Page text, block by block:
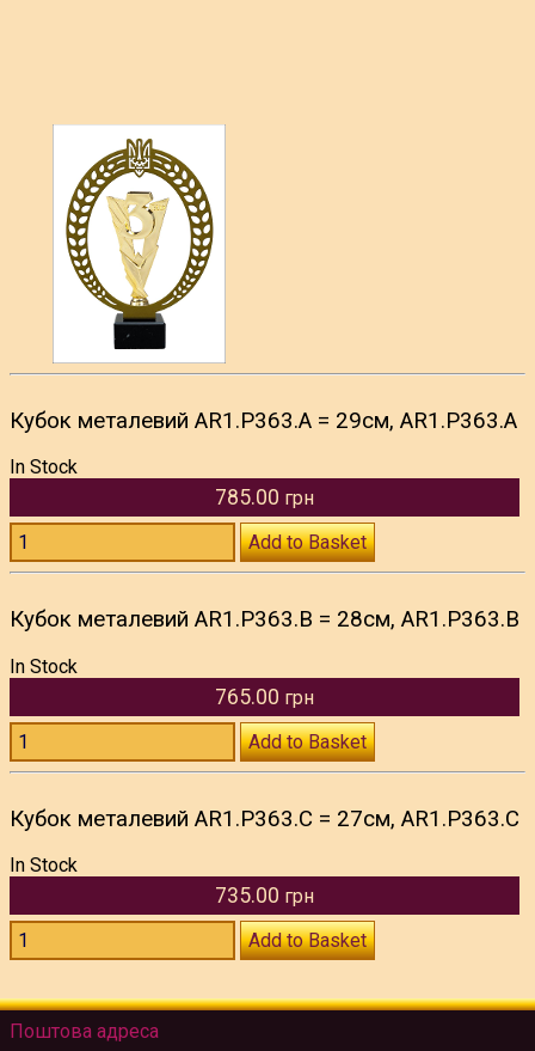
Кубок металевий AR1.P363.A = 29см, AR1.P363.A
In Stock
785.00 грн
Add to Basket
Кубок металевий AR1.P363.B = 28см, AR1.P363.B
In Stock
765.00 грн
Add to Basket
Кубок металевий AR1.P363.C = 27см, AR1.P363.C
In Stock
735.00 грн
Add to Basket
Поштова адреса